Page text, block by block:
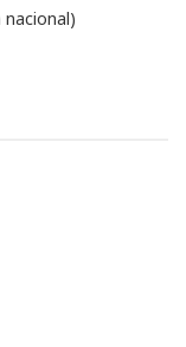
nacional)